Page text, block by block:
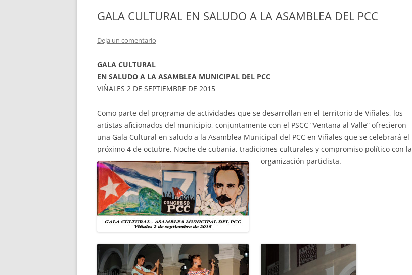
GALA CULTURAL EN SALUDO A LA ASAMBLEA DEL PCC
Deja un comentario
GALA CULTURAL
EN SALUDO A LA ASAMBLEA MUNICIPAL DEL PCC
VIÑALES 2 DE SEPTIEMBRE DE 2015
Como parte del programa de actividades que se desarrollan en el territorio de Viñales, los
artistas aficionados del municipio, conjuntamente con el PSCC “Ventana al Valle” ofrecieron
una Gala Cultural en saludo a la Asamblea Municipal del PCC en Viñales que se celebrará el
próximo 4 de octubre. Noche de cubania, tradiciones culturales y compromiso político con la
organización partidista.